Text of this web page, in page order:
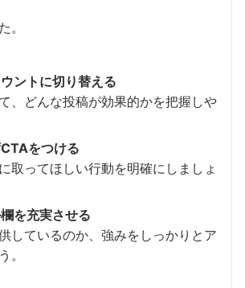
。
ントに切り替える
、どんな投稿が効果的かを把握しや
をつける
取ってほしい行動を明確にしましょ
を充実させる
しているのか、強みをしっかりとア
。